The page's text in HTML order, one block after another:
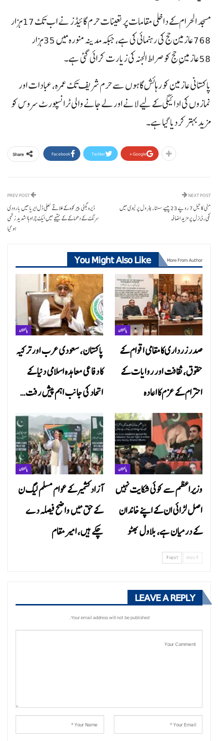
مسجد الحرام کے داخلی مقامات پر تعینات حرم گائیڈز نے اب تک 17ہزار
768عازمین حج کی رہنمائی کی ہے، جبکہ مدینہ منورہ میں 35ہزار
58عازمینِ حج کو صراط الجنہ کی زیارت کرائی گئی ہے۔
پاکستانی عازمین کو رہائش گاہوں سے حرم شریف تک عمرہ، عبادات اور
نمازوں کی ادائیگی کے لیے لانے اور لے جانے والی ٹرانسپورٹ سروس کو
مزید بہتر کر دیا گیا ہے۔
Share Facebook Twitter Google+
ڈیرہ بگٹی پیرکوہ کے علاقے لعلی ڈل ایریا میں بارودی
سرنگ کے دھماکے کے نتیجے میں ایک چراوہاا شدید زخمی
ہو گیا
NEXT POST
مٹی کا تیل 7 روپے 23 پیسے سستا، پٹرول پر لیوی میں
کمی، ڈیزل پر مزید اضافہ
You Might Also Like More From Author
پاکستان
پاکستان، سعودی عرب اور ترکیہ
کا دفاعی معاہدہ اسلامی دنیا کے
اتحاد کی جانب اہم پیش رفت…
پاکستان
صدر زرداری کا مقامی اقوام کے
حقوق، ثقافت اور روایات کے
احترام کے عزم کا اعادہ
پاکستان
آزاد کشمیر کے عوام مسلم لیگ ن
کے حق میں واضح فیصلہ دے
چکے ہیں، امیر مقام
پاکستان
وزیراعظم سے کوئی شکایت نہیں
اصل لڑائی ان کے اپنے خاندان
کے درمیان ہے، بلاول بھٹو
NEXT
LEAVE A REPLY
Your email address will not be published.